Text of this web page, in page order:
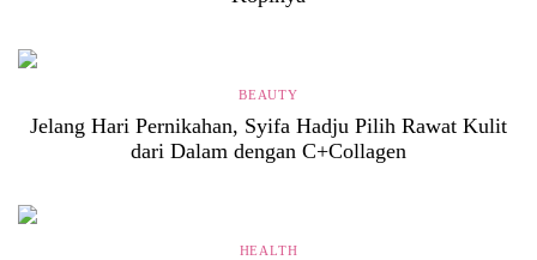
BEAUTY
Jelang Hari Pernikahan, Syifa Hadju Pilih Rawat Kulit
dari Dalam dengan C+Collagen
HEALTH